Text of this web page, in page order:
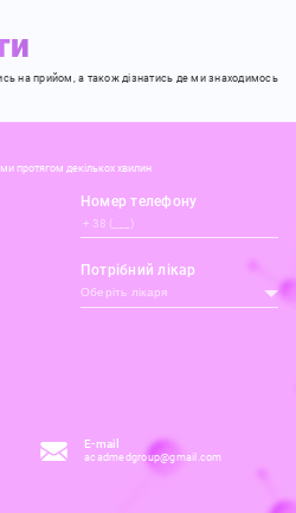
на прийом,а також дізнатись де ми знаходимось
протягом декількох хвилин
Номер телефону
Потрібний лікар
Оберіть лікаря
E-mail
acadmedgroup@gmail.com